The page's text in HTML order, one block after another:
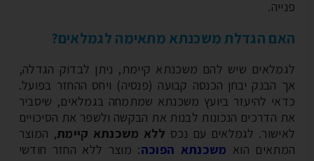
הגדלת משכנתא מתאימה לגמלאים?
שיש להם משכנתא קיימת, ניתן לבדוק הגדלה,
הבנק יבחן הכנסה קבועה (פנסיה) ויחס ההחזר בפועל.
להיעזר ביועץ משכנתא שמתמחה בגמלאים, שיסביר
הדרכים הנכונות לבנות את הבקשה ולשפר את הסיכויים
לגמלאים עם נכסללא משכנתא קיימת, המוצר
הוא משכנתא הפוכה: מוצר ללא החזר חודשי